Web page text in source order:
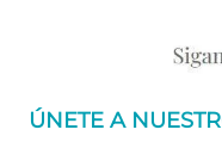
ÚNETE A